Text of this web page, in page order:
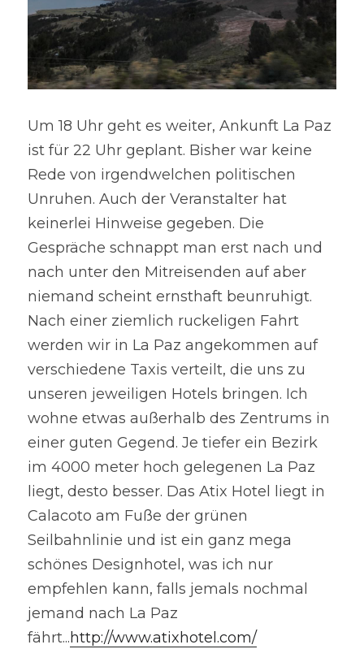
Um 18 Uhr geht es weiter, Ankunft La Paz
ist für 22 Uhr geplant. Bisher war keine
Rede von irgendwelchen politischen
Unruhen. Auch der Veranstalter hat
keinerlei Hinweise gegeben. Die
Gespräche schnappt man erst nach und
nach unter den Mitreisenden auf aber
niemand scheint ernsthaft beunruhigt.
Nach einer ziemlich ruckeligen Fahrt
werden wir in La Paz angekommen auf
verschiedene Taxis verteilt, die uns zu
unseren jeweiligen Hotels bringen. Ich
wohne etwas außerhalb des Zentrums in
einer guten Gegend. Je tiefer ein Bezirk
im 4000 meter hoch gelegenen La Paz
liegt, desto besser. Das Atix Hotel liegt in
Calacoto am Fuße der grünen
Seilbahnlinie und ist ein ganz mega
schönes Designhotel, was ich nur
empfehlen kann, falls jemals nochmal
jemand nach La Paz
fährt...http://www.atixhotel.com/